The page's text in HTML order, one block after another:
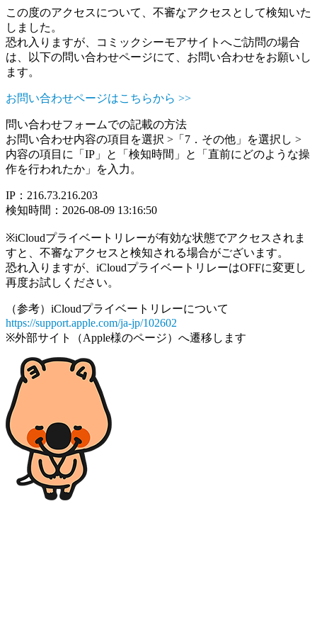
この度のアクセスについて、不審なアクセスとして検知いた
しました。
恐れ入りますが、コミックシーモアサイトへご訪問の場合
は、以下の問い合わせページにて、お問い合わせをお願いし
ます。
お問い合わせページはこちらから >>
問い合わせフォームでの記載の方法
お問い合わせ内容の項目を選択 >「7．その他」を選択し >
内容の項目に「IP」と「検知時間」と「直前にどのような操
作を行われたか」を入力。
IP：216.73.216.203
検知時間：2026-08-09 13:16:50
※iCloudプライベートリレーが有効な状態でアクセスされま
すと、不審なアクセスと検知される場合がございます。
恐れ入りますが、iCloudプライベートリレーはOFFに変更し
再度お試しください。
（参考）iCloudプライベートリレーについて
https://support.apple.com/ja-jp/102602
※外部サイト（Apple様のページ）へ遷移します